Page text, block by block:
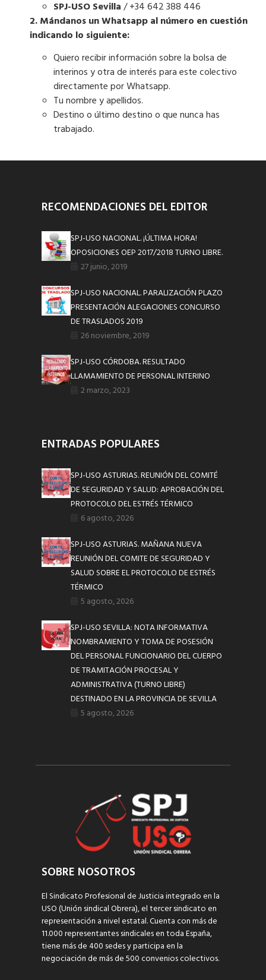
SPJ-USO Sevilla/ +34 642 388 446
2. Mándanos un Whatsapp al número en cuestión
indicando lo siguiente:
Quiero recibir información sobre la bolsa de
interinos y otra de interés para este colectivo
directamente por Whatsapp.
Tu nombre y apellidos.
Destino o último destino o que nunca has
trabajado.
RECOMENDACIONES DEL EDITOR
SPJ-USO NACIONAL. ¡ÚLTIMA HORA!
OPOSICIONES OEP 2017/2018 TURNO LIBRE.
27 junio, 2019
SPJ-USO NACIONAL. PARALIZACIÓN PLAZO
PRESENTACIÓN ALEGACIONES CONCURSO
DE TRASLADOS 2019
26 noviembre, 2019
SPJ-USO CÓRDOBA. RESULTADO
LLAMAMIENTO DE PERSONAL INTERINO
2 marzo, 2023
ENTRADAS POPULARES
SPJ-USO ASTURIAS. REUNIÓN DEL COMITÉ
DE SEGURIDAD Y SALUD: APROBACIÓN DEL
PROTOCOLO DEL ESTRÉS TÉRMICO
6 agosto, 2026
SPJ-USO ASTURIAS. MAÑANA NUEVA
REUNIÓN DEL COMITE DE SEGURIDAD Y
SALUD SOBRE EL PROTOCOLO DE ESTRÉS
TÉRMICO
5 agosto, 2026
SPJ-USO SEVILLA: NOTA INFORMATIVA
NOMBRAMIENTO Y TOMA DE POSESIÓN
DEL PERSONAL FUNCIONARIO DEL CUERPO
DE TRAMITACIÓN PROCESAL Y
ADMINISTRATIVA (TURNO LIBRE)
DESTINADO EN LA PROVINCIA DE SEVILLA
5 agosto, 2026
SOBRE NOSOTROS
El Sindicato Profesional de Justicia integrado en la
USO (Unión sindical Obrera), el tercer sindicato en
representación a nivel estatal. Cuenta con más de
11.000 representantes sindicales en toda España,
tiene más de 400 sedes y participa en la
negociación de más de 500 convenios colectivos.